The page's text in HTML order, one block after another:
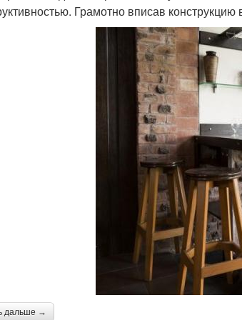
Грамотно вписав
дальше →